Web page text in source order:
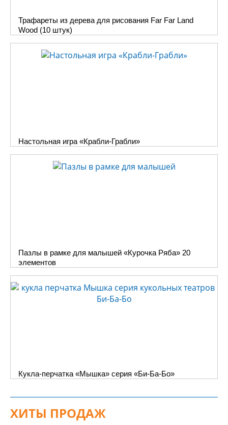
другие простые и
интересные игры,
правила которых
подробно и понятно
Трафареты из дерева для рисования Far Far Land
Wood (10 штук)
Настольная игра «Крабли-Грабли»
Пазлы в рамке для малышей «Курочка Ряба» 20
элементов
Кукла-перчатка «Мышка» серия «Би-Ба-Бо»
ХИТЫ ПРОДАЖ